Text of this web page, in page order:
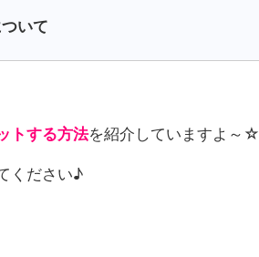
いて
トする方法を紹介していますよ～☆
ください♪